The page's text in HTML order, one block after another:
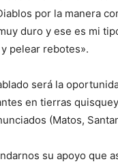
por la manera
duro y ese es mi
pelear rebotes».
será la
en tierras
(Matos,
su apoyo que